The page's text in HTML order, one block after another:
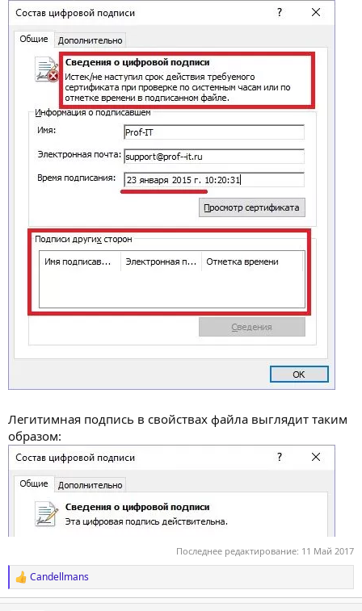
Легитимная подпись в свойствах файла выглядит таким
образом:
Последнее редактирование: 11 Май 2017
Р
е
Candellmans